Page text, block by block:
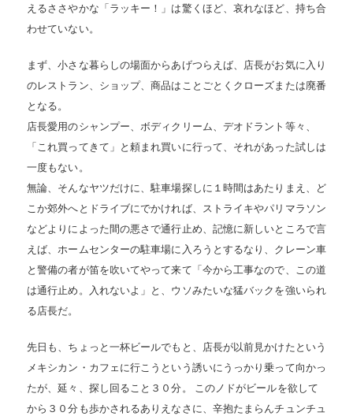
えるささやかな「ラッキー！」は驚くほど、哀れなほど、持ち合
わせていない。
まず、小さな暮らしの場面からあげつらえば、店長がお気に入り
のレストラン、ショップ、商品はことごとくクローズまたは廃番
となる。
店長愛用のシャンプー、ボディクリーム、デオドラント等々、
「これ買ってきて」と頼まれ買いに行って、それがあった試しは
一度もない。
無論、そんなヤツだけに、駐車場探しに１時間はあたりまえ、ど
こか郊外へとドライブにでかければ、ストライキやパリマラソン
などよりによった間の悪さで通行止め、記憶に新しいところで言
えば、ホームセンターの駐車場に入ろうとするなり、クレーン車
と警備の者が笛を吹いてやって来て「今から工事なので、この道
は通行止め。入れないよ」と、ウソみたいな猛バックを強いられ
る店長だ。
先日も、ちょっと一杯ビールでもと、店長が以前見かけたという
メキシカン・カフェに行こうという誘いにうっかり乗って向かっ
たが、延々、探し回ること３０分。 このノドがビールを欲して
から３０分も歩かされるありえなさに、辛抱たまらんチュンチュ